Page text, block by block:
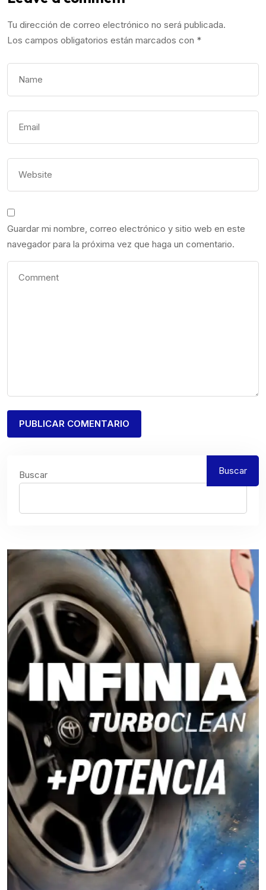
Tu dirección de correo electrónico no será publicada.
Los campos obligatorios están marcados con *
Guardar mi nombre, correo electrónico y sitio web en este
navegador para la próxima vez que haga un comentario.
Buscar Buscar